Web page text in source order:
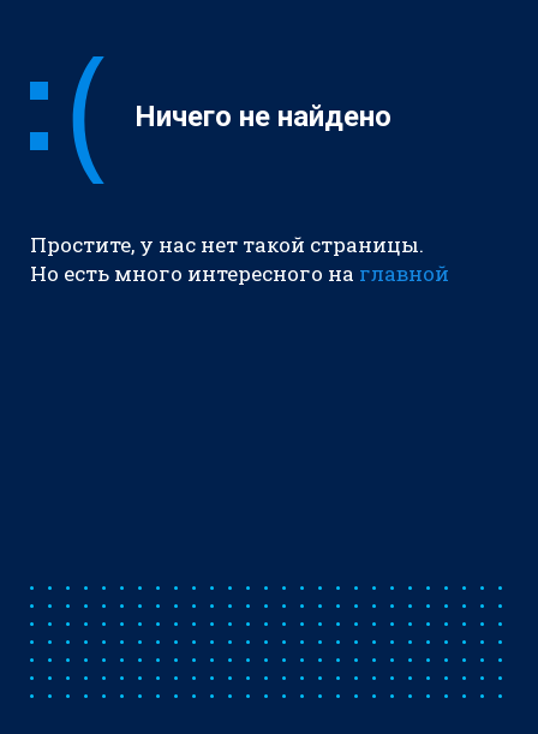
Ничего не найдено
Простите, у нас нет такой страницы.
Но есть много интересного на главной